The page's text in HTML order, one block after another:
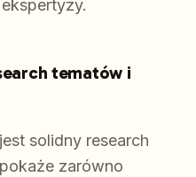
tematów i
solidny research
zarówno